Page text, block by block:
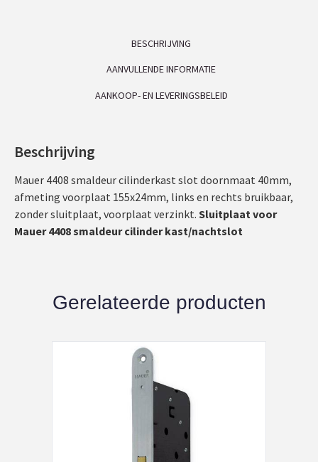
BESCHRIJVING
AANVULLENDE INFORMATIE
AANKOOP- EN LEVERINGSBELEID
Beschrijving
Mauer 4408 smaldeur cilinderkast slot doornmaat 40mm,
afmeting voorplaat 155x24mm, links en rechts bruikbaar,
zonder sluitplaat, voorplaat verzinkt. Sluitplaat voor
Mauer 4408 smaldeur cilinder kast/nachtslot
Gerelateerde producten